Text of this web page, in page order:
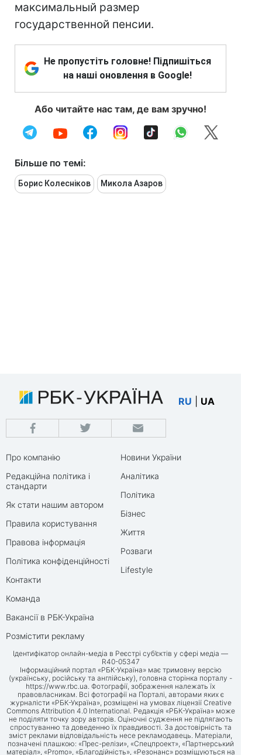
максимальный размер
государственной пенсии.
Не пропустіть головне! Підпишіться
на наші оновлення в Google!
Або читайте нас там, де вам зручно!
Більше по темі:
Борис Колесніков Микола Азаров
RU UA
Про компанію
Редакційна політика і
стандарти
Як стати нашим автором
Правила користування
Правова інформація
Політика конфіденційності
Контакти
Команда
Вакансії в РБК-Україна
Розмістити рекламу
Новини України
Аналітика
Політика
Бізнес
Життя
Розваги
Lifestyle
Ідентифікатор онлайн-медіа в Реєстрі суб’єктів у сфері медіа —
R40-05347
Інформаційний портал «РБК-Україна» має тримовну версію
(українську, російську та англійську), головна сторінка порталу -
https://www.rbc.ua. Фотографії, зображення належать їх
правовласникам. Всі фотографії на Порталі, авторами яких є
журналісти «РБК-Україна», розміщені на умовах ліцензії Creative
Commons Attribution 4.0 International. Редакція «РБК-Україна» може
не поділяти точку зору авторів. Оціночні судження не підлягають
спростуванню та доведенню їх правдивості. За достовірність та
зміст реклами відповідальність несе рекламодавець. Матеріали,
позначені плашкою: «Прес-релізи», «Спецпроект», «Партнерський
матеріал», «Promo», «Благодійність», «Резонанс» розміщуються на